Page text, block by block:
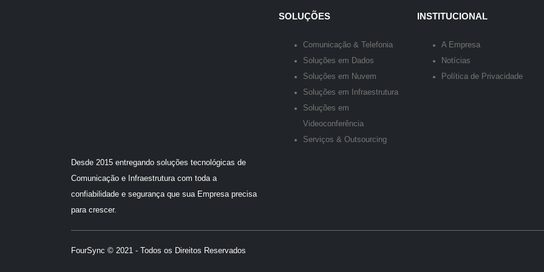
Desde 2015 entregando soluções tecnológicas de
Comunicação e Infraestrutura com toda a
confiabilidade e segurança que sua Empresa precisa
para crescer.
SOLUÇÕES
Comunicação & Telefonia
Soluções em Dados
Soluções em Nuvem
Soluções em Infraestrutura
Soluções em
Videoconferência
Serviços & Outsourcing
INSTITUCIONAL
A Empresa
Notícias
Política de Privacidade
FourSync © 2021 - Todos os Direitos Reservados